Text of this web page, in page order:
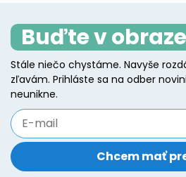
Buďte v obraze
Stále niečo chystáme. Navyše
zľavám. Prihláste sa na odber
neunikne.